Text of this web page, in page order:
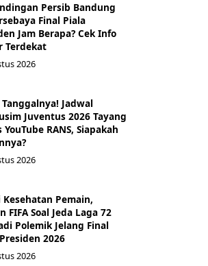
Persib Bandung
Final Piala
Jam Berapa? Cek Info
Terdekat
2026
Jadwal
Juventus 2026 Tayang
RANS, Siapakah
2026
Kesehatan Pemain,
FIFA Soal Jeda Laga 72
Polemik Jelang Final
2026
2026